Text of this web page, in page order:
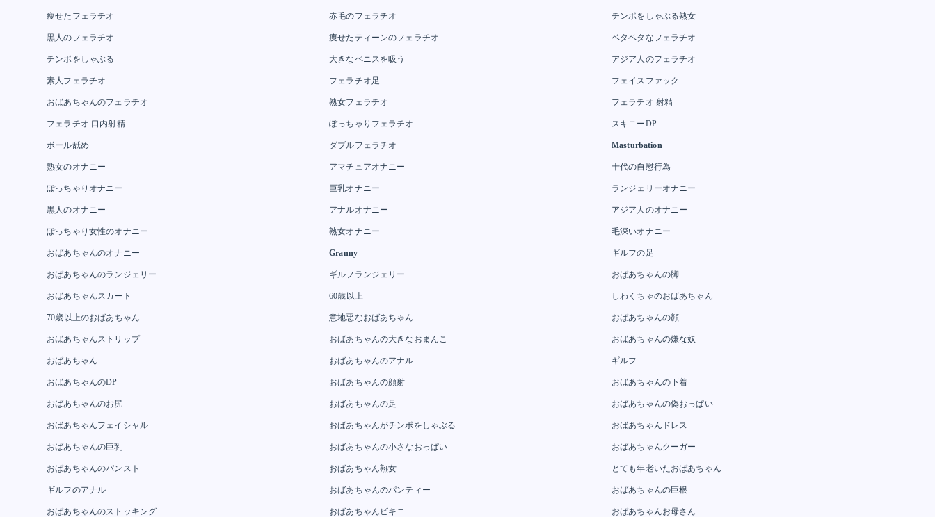
痩せたフェラチオ 赤毛のフェラチオ チンポをしゃぶる熟女
黒人のフェラチオ 痩せたティーンのフェラチオ ベタベタなフェラチオ
チンポをしゃぶる 大きなペニスを吸う アジア人のフェラチオ
素人フェラチオ フェラチオ足 フェイスファック
おばあちゃんのフェラチオ 熟女フェラチオ フェラチオ 射精
フェラチオ 口内射精 ぽっちゃりフェラチオ スキニーDP
ボール舐め ダブルフェラチオ Masturbation
熟女のオナニー アマチュアオナニー 十代の自慰行為
ぽっちゃりオナニー 巨乳オナニー ランジェリーオナニー
黒人のオナニー アナルオナニー アジア人のオナニー
ぽっちゃり女性のオナニー 熟女オナニー 毛深いオナニー
おばあちゃんのオナニー Granny ギルフの足
おばあちゃんのランジェリー ギルフランジェリー おばあちゃんの脚
おばあちゃんスカート 60歳以上 しわくちゃのおばあちゃん
70歳以上のおばあちゃん 意地悪なおばあちゃん おばあちゃんの顔
おばあちゃんストリップ おばあちゃんの大きなおまんこ おばあちゃんの嫌な奴
おばあちゃん おばあちゃんのアナル ギルフ
おばあちゃんのDP おばあちゃんの顔射 おばあちゃんの下着
おばあちゃんのお尻 おばあちゃんの足 おばあちゃんの偽おっぱい
おばあちゃんフェイシャル おばあちゃんがチンポをしゃぶる おばあちゃんドレス
おばあちゃんの巨乳 おばあちゃんの小さなおっぱい おばあちゃんクーガー
おばあちゃんのパンスト おばあちゃん熟女 とても年老いたおばあちゃん
ギルフのアナル おばあちゃんのパンティー おばあちゃんの巨根
おばあちゃんのストッキング おばあちゃんビキニ おばあちゃんお母さん